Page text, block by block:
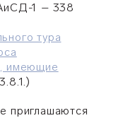
1 – 338
тура
имеющие
приглашаются